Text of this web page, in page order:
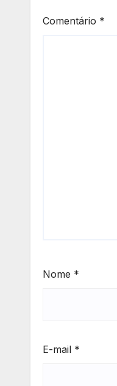
Comentário *
Nome *
E-mail *